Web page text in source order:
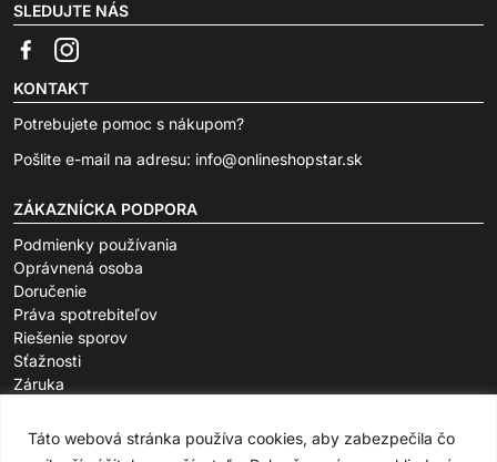
Táto webová stránka používa cookies, aby zabezpečila čo
SLEDUJTE NÁS
KONTAKT
Potrebujete pomoc s nákupom?
Pošlite e-mail na adresu: info@onlineshopstar.sk
ZÁKAZNÍCKA PODPORA
Podmienky používania
Oprávnená osoba
Doručenie
Práva spotrebiteľov
Riešenie sporov
Sťažnosti
Záruka